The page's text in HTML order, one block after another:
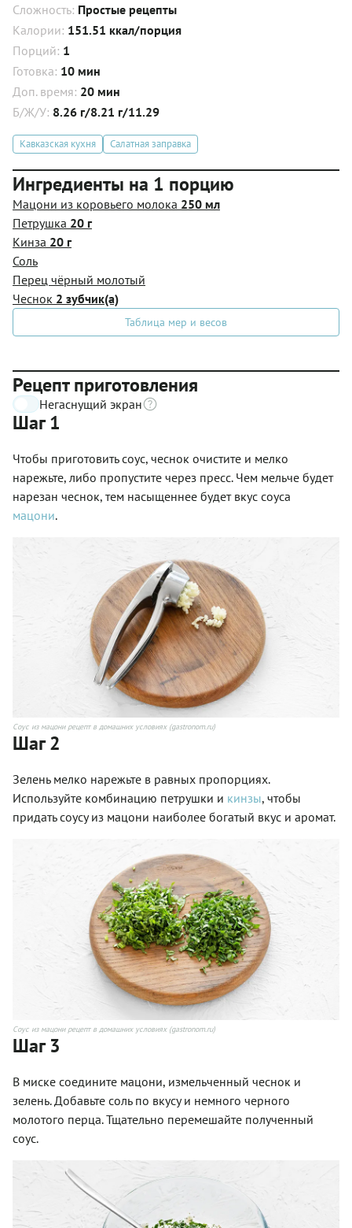
Сложность: Простые рецепты
Калории: 151.51 ккал/порция
Порций: 1
Готовка: 10 мин
Доп. время: 20 мин
Б/Ж/У: 8.26 г/8.21 г/11.29
Кавказская кухня Салатная заправка
Ингредиенты на 1 порцию
Мацони из коровьего молока 250 мл
Петрушка 20 г
Кинза 20 г
Соль
Перец чёрный молотый
Чеснок 2 зубчик(а)
Таблица мер и весов
Рецепт приготовления
Негаснущий экран
Шаг 1
Чтобы приготовить соус, чеснок очистите и мелко
нарежьте, либо пропустите через пресс. Чем мельче будет
нарезан чеснок, тем насыщеннее будет вкус соуса
мацони.
Соус из мацони рецепт в домашних условиях (gastronom.ru)
Шаг 2
Зелень мелко нарежьте в равных пропорциях.
Используйте комбинацию петрушки и кинзы, чтобы
придать соусу из мацони наиболее богатый вкус и аромат.
Соус из мацони рецепт в домашних условиях (gastronom.ru)
Шаг 3
В миске соедините мацони, измельченный чеснок и
зелень. Добавьте соль по вкусу и немного черного
молотого перца. Тщательно перемешайте полученный
соус.